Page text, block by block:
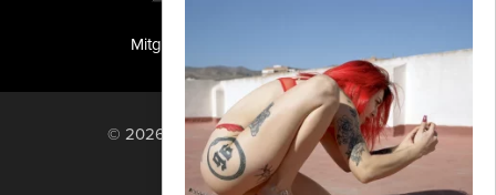
Mitglied der TIPA
© 2026 PF Publishing GmbH. All rights
reserved.